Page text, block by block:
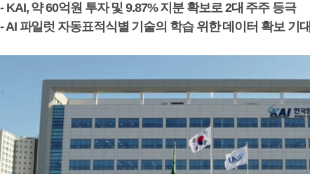
- KAI, 약 60억원 투자 및 9.87% 지분 확보로 2대 주주 등극
- AI 파일럿 자동표적식별 기술의 학습 위한 데이터 확보 기대